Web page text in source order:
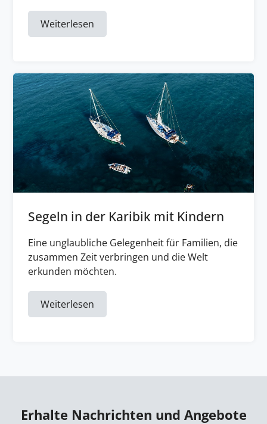
Weiterlesen
Segeln in der Karibik mit Kindern
Eine unglaubliche Gelegenheit für Familien, die
zusammen Zeit verbringen und die Welt
erkunden möchten.
Weiterlesen
Erhalte Nachrichten und Angebote